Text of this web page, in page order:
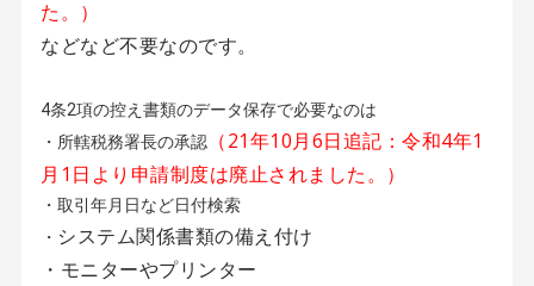
た。）
などなど不要なのです。
4条2項の控え書類のデータ保存で必要なのは
・所轄税務署長の承認
（21年10月6日追記：令和4年1
月1日より申請制度は廃止されました。）
・取引年月日など日付検索
・ システム関係書類の備え付け
・モニターやプリンター